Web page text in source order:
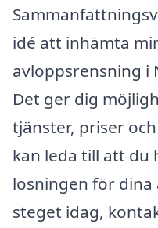
idé att inhämta
avloppsrensning i
Det ger dig
tjänster, priser
kan leda till att du
lösningen för dina
steget idag,